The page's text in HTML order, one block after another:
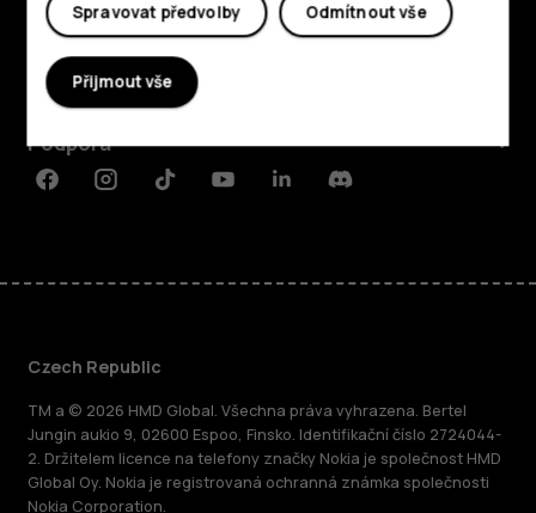
O nás
Planet and people
Podpora
FacebookInstagramTiktokYoutubeLinkedinDiscord
Czech Republic
TM a © 2026 HMD Global. Všechna práva vyhrazena. Bertel
Jungin aukio 9, 02600 Espoo, Finsko. Identifikační číslo 2724044-
2. Držitelem licence na telefony značky Nokia je společnost HMD
Global Oy. Nokia je registrovaná ochranná známka společnosti
Nokia Corporation.
Odmítnout vše
Spravovat předvolby
Přijmout vše